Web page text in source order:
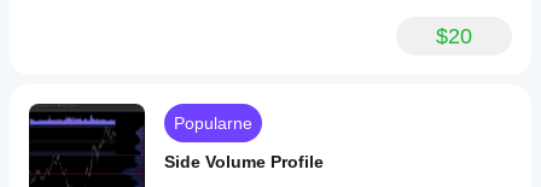
$20
Popularne
Side Volume Profile